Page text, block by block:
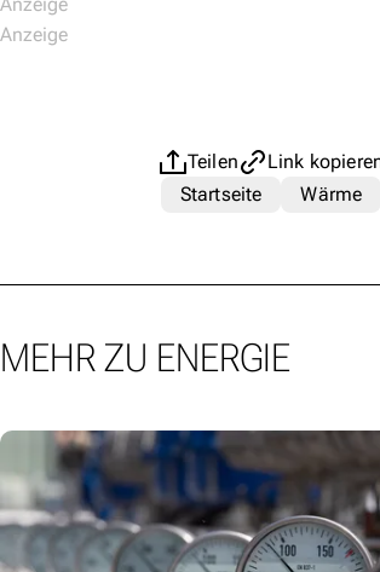
Teilen
Link
Startseite
Wärme
MEHR ZU ENERGIE